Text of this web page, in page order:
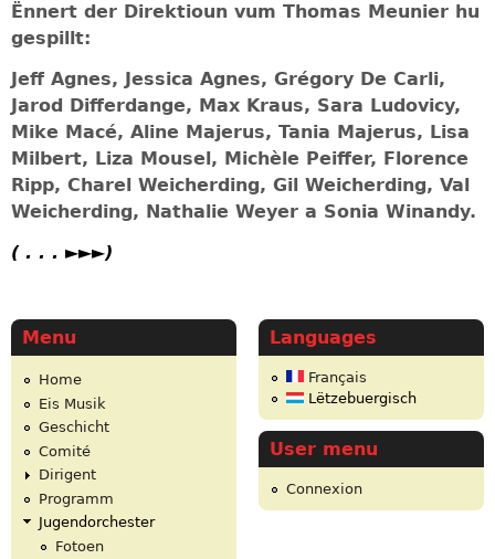
Ënnert der Direktioun vum Thomas Meunier hu
gespillt:
Jeff Agnes, Jessica Agnes, Grégory De Carli,
Jarod Differdange, Max Kraus, Sara Ludovicy,
Mike Macé, Aline Majerus, Tania Majerus, Lisa
Milbert, Liza Mousel, Michèle Peiffer, Florence
Ripp, Charel Weicherding, Gil Weicherding, Val
Weicherding, Nathalie Weyer a Sonia Winandy.
( . . . ►►►)
Menu
Home
Eis Musik
Geschicht
Comité
Dirigent
Programm
Jugendorchester
Fotoen
Languages
Français
Lëtzebuergisch
User menu
Connexion